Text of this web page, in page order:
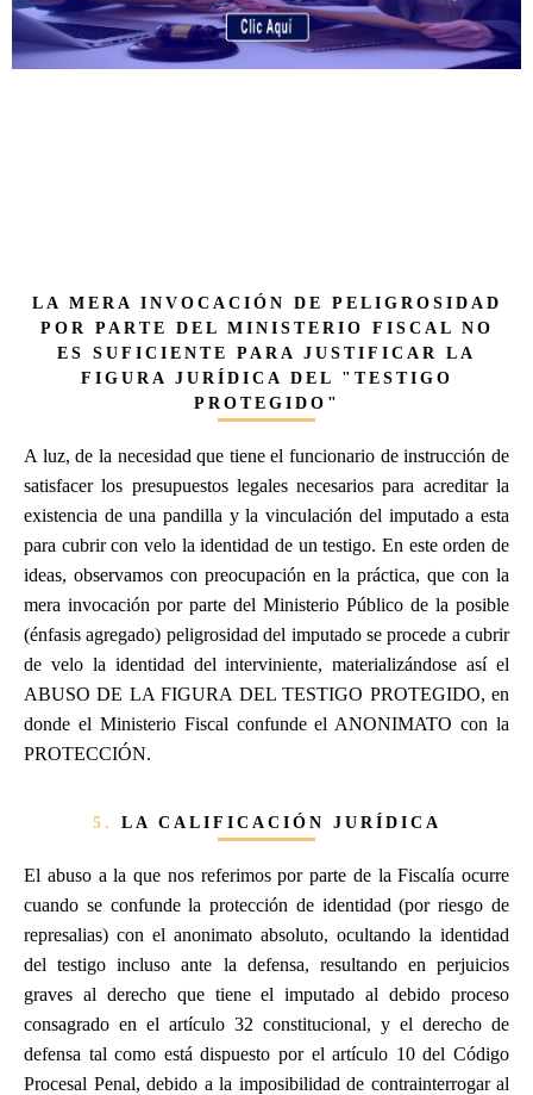
LA
MERA INVOCACIÓN DE PELIGROSIDAD
POR PARTE DEL MINISTERIO FISCAL NO
ES SUFICIENTE PARA JUSTIFICAR LA
FIGURA JURÍDICA DEL "TESTIGO
PROTEGIDO"
A luz, de la necesidad que tiene el funcionario de instrucción de
satisfacer los presupuestos legales necesarios para acreditar la
existencia de una pandilla y la vinculación del imputado a esta
para cubrir con velo la identidad de un testigo. En este orden de
ideas, observamos con preocupación en la práctica, que con la
mera invocación por parte del Ministerio Público de la posible
(énfasis agregado) peligrosidad del imputado se procede a cubrir
de velo la identidad del interviniente, materializándose así el
ABUSO DE LA FIGURA DEL TESTIGO PROTEGIDO, en
donde el Ministerio Fiscal confunde el ANONIMATO con la
PROTECCIÓN.
5. LA CALIFICACIÓN JURÍDICA
El abuso a la que nos referimos por parte de la Fiscalía ocurre
cuando se confunde la protección de identidad (por riesgo de
represalias) con el anonimato absoluto, ocultando la identidad
del testigo incluso ante la defensa, resultando en perjuicios
graves al derecho que tiene el imputado al debido proceso
consagrado en el artículo 32 constitucional, y el derecho de
defensa tal como está dispuesto por el artículo 10 del Código
Procesal Penal, debido a la imposibilidad de contrainterrogar al